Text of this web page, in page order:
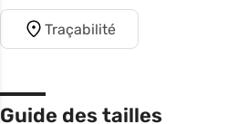
Traçabilité
Guide des tailles